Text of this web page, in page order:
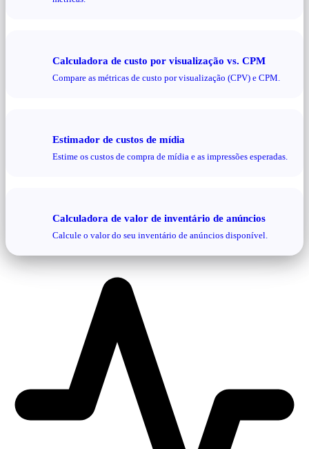
Calculadora de custo por visualização vs. CPM
Compare as métricas de custo por visualização (CPV) e CPM.
Estimador de custos de mídia
Estime os custos de compra de mídia e as impressões esperadas.
Calculadora de valor de inventário de anúncios
Calcule o valor do seu inventário de anúncios disponível.